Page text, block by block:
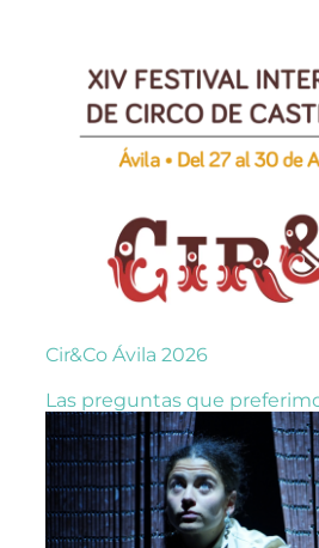
Cir&Co Ávila 2026
Las preguntas que